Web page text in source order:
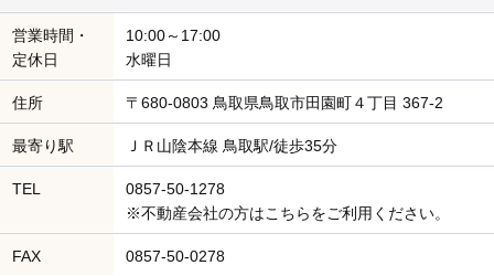
営業時間・
定休日
10:00～17:00
水曜日
住所 〒680-0803 鳥取県鳥取市田園町４丁目 367-2
最寄り駅 ＪＲ山陰本線 鳥取駅/徒歩35分
TEL
0857-50-1278
※不動産会社の方はこちらをご利用ください。
FAX 0857-50-0278